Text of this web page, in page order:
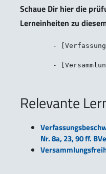
Schaue Dir hier die
Lerneinheiten zu
Relevante
Nr. 8a, 23, 90 ff.